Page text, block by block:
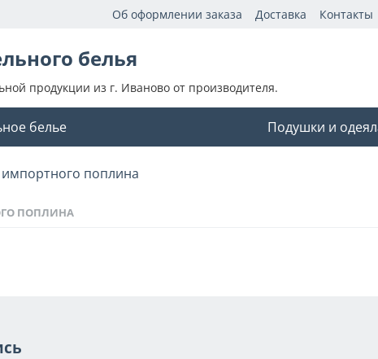
Об оформлении заказа Доставка Контакты
белья
продукции из г. Иваново от производителя.
белье Подушки и
импортного поплина
ПОПЛИНА